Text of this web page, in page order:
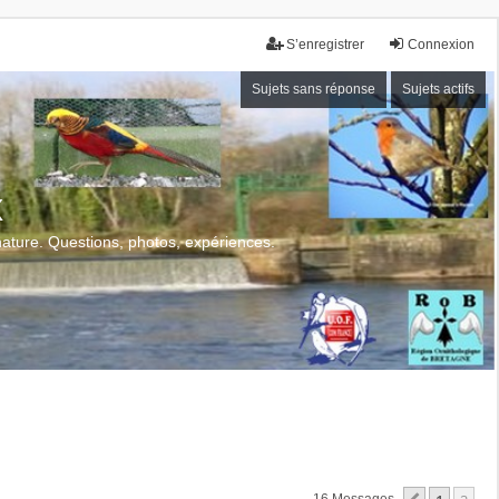
Connexion
S’enregistrer
Sujets sans réponse Sujets actifs
Questions, photos, expériences.